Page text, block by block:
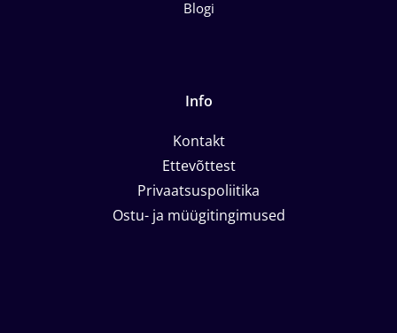
Blogi
Info
Kontakt
Ettevõttest
Privaatsuspoliitika
Ostu- ja müügitingimused